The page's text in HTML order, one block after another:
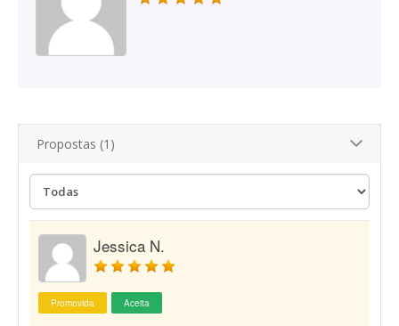
Propostas (1)
Jessica N.
Promovida Aceita